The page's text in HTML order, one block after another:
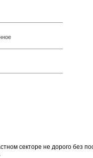
секторе не дорого без